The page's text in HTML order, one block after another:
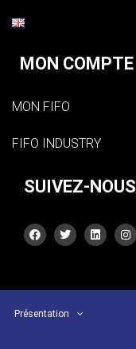
MON COMPTE
MON FIFO
FIFO INDUSTRY
SUIVEZ-NOUS
Présentation